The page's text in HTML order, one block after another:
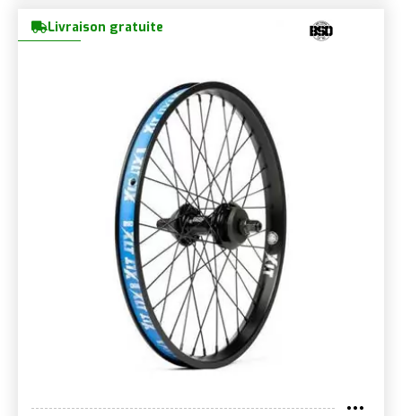
Livraison gratuite